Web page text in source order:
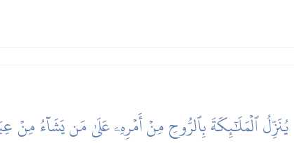
يُنَزِّلُ ٱلۡمَلَٰٓئِكَةَ بِٱلرُّوحِ مِنۡ أَمۡرِهِۦ عَلَىٰ مَن يَشَآءُ مِنۡ